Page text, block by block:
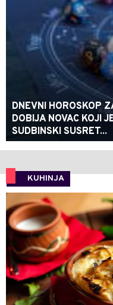
DNEVNI HOROSKOP
DOBIJA NOVAC KOJI
SUDBINSKI SUSRET...
KUHINJA